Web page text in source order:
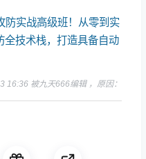
防实战高级班！从零到实
全技术栈，打造具备自动
16:36 被九天666编辑 ，原因：